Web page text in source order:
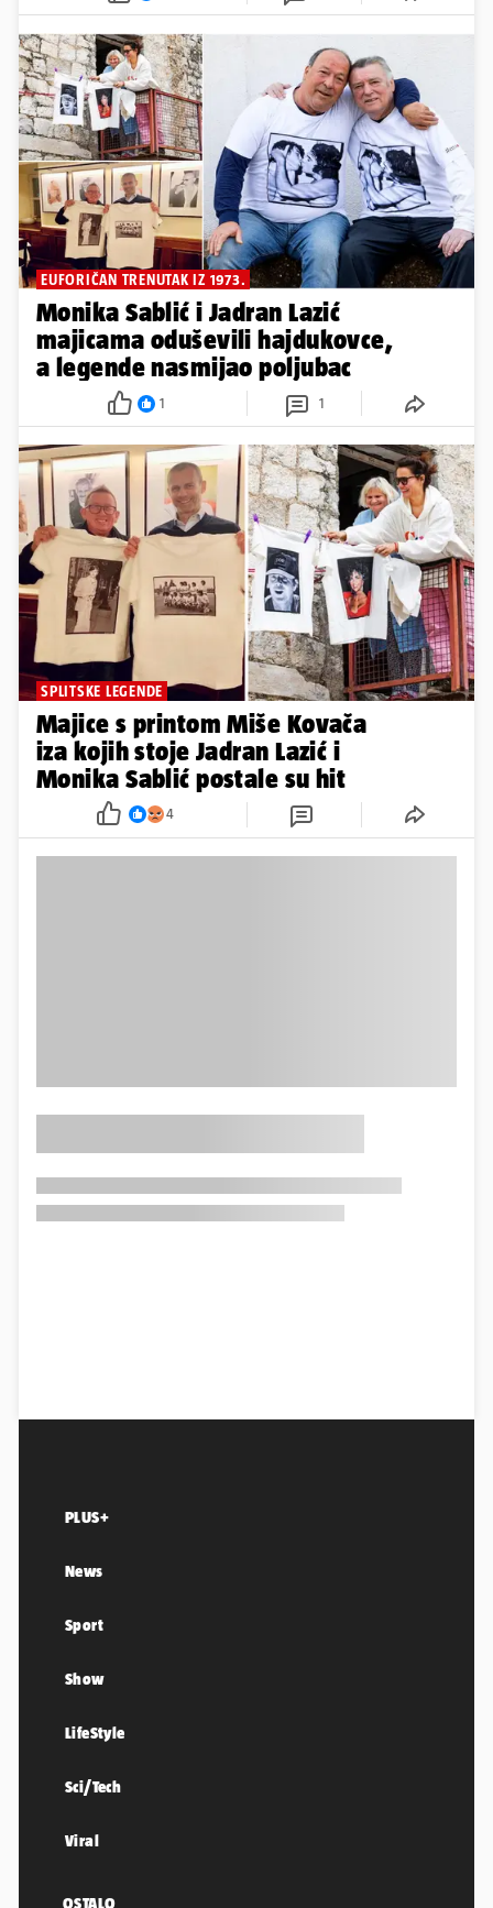
EUFORIČAN TRENUTAK IZ 1973.
Monika Sablić i Jadran Lazić
majicama oduševili hajdukovce,
a legende nasmijao poljubac
1 1
SPLITSKE LEGENDE
Majice s printom Miše Kovača
iza kojih stoje Jadran Lazić i
Monika Sablić postale su hit
4
PLUS+
News
Sport
Show
LifeStyle
Sci/Tech
Viral
OSTALO